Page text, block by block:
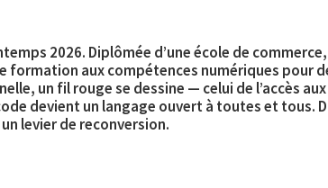
2026. Diplômée d’une école de
formation aux compétences numériques pour
un fil rouge se dessine — celui de l’accès
devient un langage ouvert à toutes et tous.
levier de reconversion.